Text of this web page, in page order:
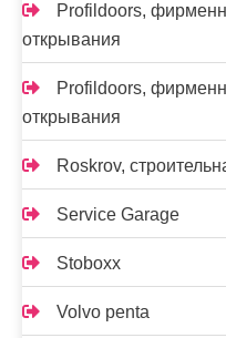
Profildoors,
открывания
Profildoors,
открывания
Roskrov,
Service Garage
Stoboxx
Volvo penta